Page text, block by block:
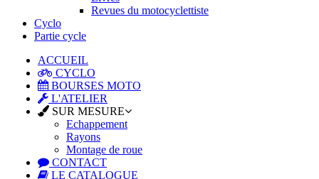
Revues du motocyclettiste
Cyclo
Partie cycle
ACCUEIL
CYCLO
BOURSES MOTO
L'ATELIER
SUR MESURE
Echappement
Rayons
Montage de roue
CONTACT
LE CATALOGUE